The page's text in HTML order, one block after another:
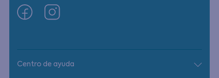
Centro de ayuda